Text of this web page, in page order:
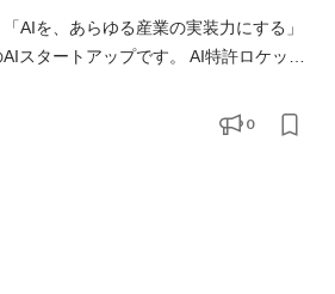
AIを、あらゆる産業の実装力にする」
スタートアップです。 AI特許ロケット
ダクトエンジニアとして、長期運用を
開発を担っていただきます。 認証・認
0